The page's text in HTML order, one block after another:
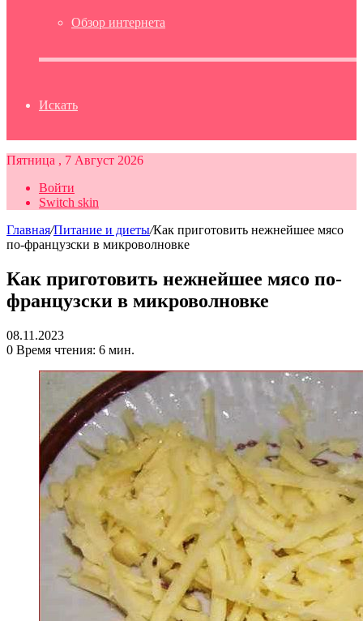
Обзор интернета
Искать
Пятница , 7 Август 2026
Войти
Switch skin
Главная/Питание и диеты/Как приготовить нежнейшее мясо
по-французски в микроволновке
Как приготовить нежнейшее мясо по-
французски в микроволновке
08.11.2023
0 Время чтения: 6 мин.